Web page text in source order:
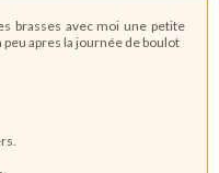
brasses avec moi une petite
apres la journée de boulot